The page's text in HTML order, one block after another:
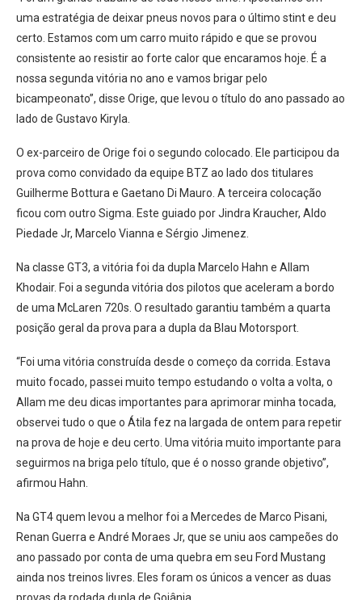
uma estratégia de deixar pneus novos para o último stint e deu
certo. Estamos com um carro muito rápido e que se provou
consistente ao resistir ao forte calor que encaramos hoje. É a
nossa segunda vitória no ano e vamos brigar pelo
bicampeonato”, disse Orige, que levou o título do ano passado ao
lado de Gustavo Kiryla.
O ex-parceiro de Orige foi o segundo colocado. Ele participou da
prova como convidado da equipe BTZ ao lado dos titulares
Guilherme Bottura e Gaetano Di Mauro. A terceira colocação
ficou com outro Sigma. Este guiado por Jindra Kraucher, Aldo
Piedade Jr, Marcelo Vianna e Sérgio Jimenez.
Na classe GT3, a vitória foi da dupla Marcelo Hahn e Allam
Khodair. Foi a segunda vitória dos pilotos que aceleram a bordo
de uma McLaren 720s. O resultado garantiu também a quarta
posição geral da prova para a dupla da Blau Motorsport.
“Foi uma vitória construída desde o começo da corrida. Estava
muito focado, passei muito tempo estudando o volta a volta, o
Allam me deu dicas importantes para aprimorar minha tocada,
observei tudo o que o Átila fez na largada de ontem para repetir
na prova de hoje e deu certo. Uma vitória muito importante para
seguirmos na briga pelo título, que é o nosso grande objetivo”,
afirmou Hahn.
Na GT4 quem levou a melhor foi a Mercedes de Marco Pisani,
Renan Guerra e André Moraes Jr, que se uniu aos campeões do
ano passado por conta de uma quebra em seu Ford Mustang
ainda nos treinos livres. Eles foram os únicos a vencer as duas